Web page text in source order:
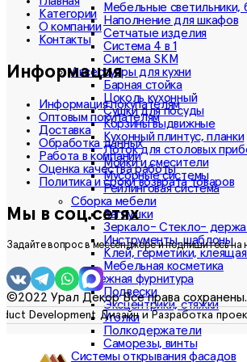
Мебельные светильники,
Наполнение для шкафов
Сетчатые изделия
Система 4 в 1
Система SKM
Аксессуары для кухни
Барная стойка
Цоколь кухонный
Сушки для посуды
Корзины выдвижные
Кухонный плинтус, планки
Лоток для столовых
Мойки и смесители
Мусорные системы
Рейлинговая система
Сборка мебели
Заглушки
Зеркало- Стекло-
Инструменты, шаблоны
Клей, герметики,
Мебельная косметика
Крепежная фурнитура
Подвески
Эксцентрики, стяжки
Уголки
Полкодержатели
Саморезы, винты
Системы открывания фасадов
Категории
О компании
Контакты
Информация
Информация покупателям
Оптовым покупателям
Доставка
Обработка данных
Работа в компании
Оценка качества работы
Политика и сроки возврата товаров
Мы в соц.сетях
Задайте вопрос в мессенджере и подпишитесь на
©2022 Урал Декор Все права сохранены.